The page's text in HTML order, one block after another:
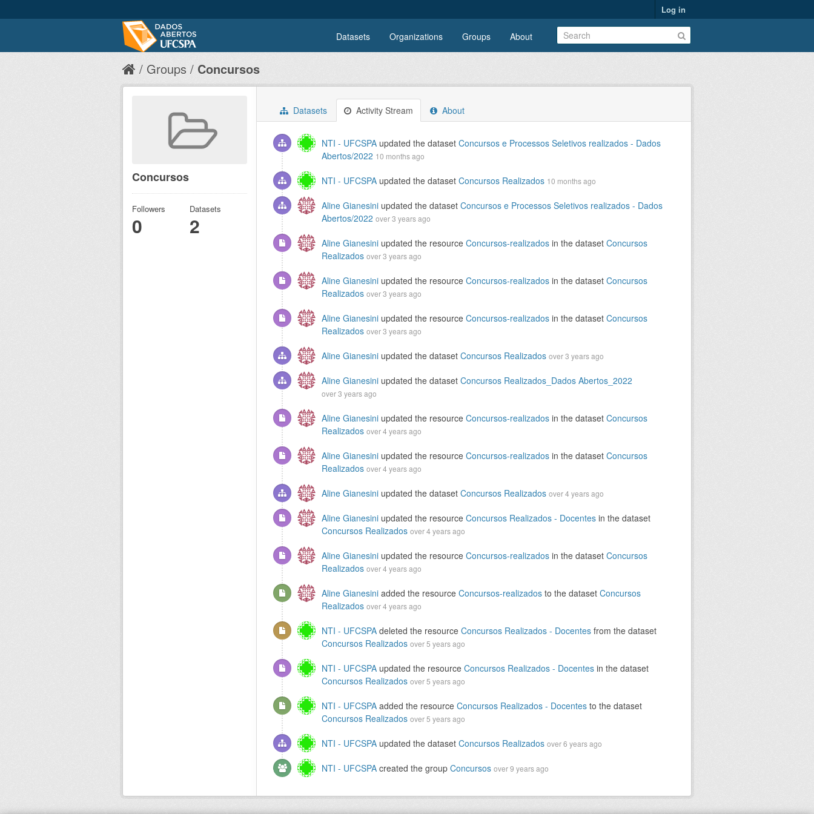
Log in
Datasets Organizations Groups About
Groups Concursos
Datasets Activity Stream About
NTI - UFCSPA updated the dataset Concursos e Processos Seletivos realizados - Dados
Abertos/2022 10 months ago
NTI - UFCSPA updated the dataset Concursos Realizados 10 months ago
Aline Gianesini updated the dataset Concursos e Processos Seletivos realizados - Dados
Abertos/2022 over 3 years ago
Aline Gianesini updated the resource Concursos-realizados in the dataset Concursos
Realizados over 3 years ago
Aline Gianesini updated the resource Concursos-realizados in the dataset Concursos
Realizados over 3 years ago
Aline Gianesini updated the resource Concursos-realizados in the dataset Concursos
Realizados over 3 years ago
Aline Gianesini updated the dataset Concursos Realizados over 3 years ago
Aline Gianesini updated the dataset Concursos Realizados_Dados Abertos_2022
over 3 years ago
Aline Gianesini updated the resource Concursos-realizados in the dataset Concursos
Realizados over 4 years ago
Aline Gianesini updated the resource Concursos-realizados in the dataset Concursos
Realizados over 4 years ago
Aline Gianesini updated the dataset Concursos Realizados over 4 years ago
Aline Gianesini updated the resource Concursos Realizados - Docentes in the dataset
Concursos Realizados over 4 years ago
Aline Gianesini updated the resource Concursos-realizados in the dataset Concursos
Realizados over 4 years ago
Aline Gianesini added the resource Concursos-realizados to the dataset Concursos
Realizados over 4 years ago
NTI - UFCSPA deleted the resource Concursos Realizados - Docentes from the dataset
Concursos Realizados over 5 years ago
NTI - UFCSPA updated the resource Concursos Realizados - Docentes in the dataset
Concursos Realizados over 5 years ago
NTI - UFCSPA added the resource Concursos Realizados - Docentes to the dataset
Concursos Realizados over 5 years ago
NTI - UFCSPA updated the dataset Concursos Realizados over 6 years ago
NTI - UFCSPA created the group Concursos over 9 years ago
Concursos
Followers
0
Datasets
2